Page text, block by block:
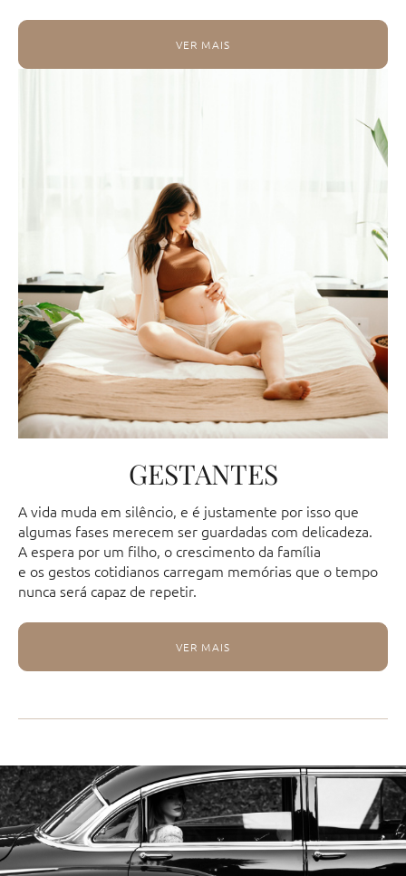
VER MAIS
GESTANTES
A vida muda em silêncio, e é justamente por isso que
algumas fases merecem ser guardadas com delicadeza.
A espera por um filho, o crescimento da família
e os gestos cotidianos carregam memórias que o tempo
nunca será capaz de repetir.
VER MAIS